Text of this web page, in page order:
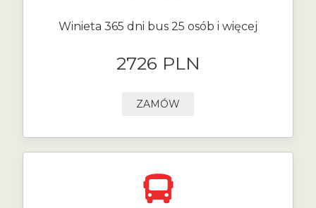
Winieta 365 dni bus 25 osób i więcej
2726 PLN
ZAMÓW